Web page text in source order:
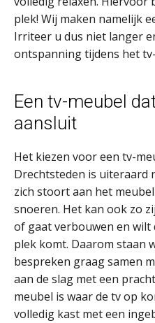
plek! Wij maken namelijk
Irriteer u dus niet langer
ontspanning tijdens het
Een tv-meubel
aansluit
Het kiezen voor een tv-
Drechtsteden is uiteraard
zich stoort aan het
snoeren. Het kan ook zo
of gaat verbouwen en wilt
plek komt. Daarom staan
bespreken graag samen
aan de slag met een
meubel is waar de tv op
volledig kast met een